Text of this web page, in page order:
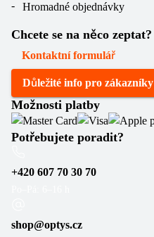
Hromadné objednávky
Chcete se na něco zeptat?
Kontaktní formulář
Důležité info pro zákazníky
Možnosti platby
Potřebujete poradit?
+420 607 70 30 70
shop@optys.cz